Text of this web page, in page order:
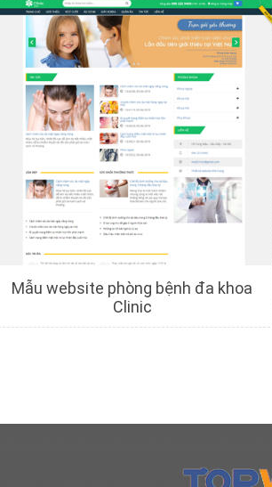
Chi tiết Xem trước
Mẫu website phòng bệnh đa khoa
Clinic